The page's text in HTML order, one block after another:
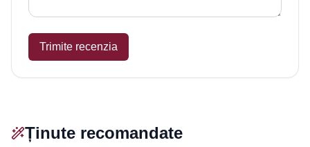
Trimite recenzia
Ținute recomandate